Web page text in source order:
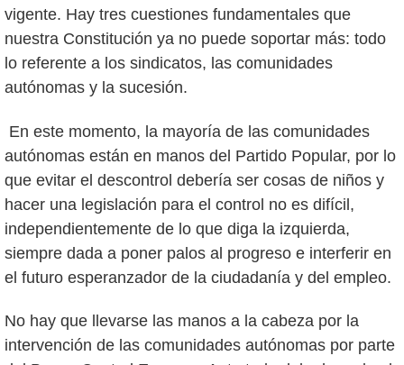
vigente. Hay tres cuestiones fundamentales que
nuestra Constitución ya no puede soportar más: todo
lo referente a los sindicatos, las comunidades
autónomas y la sucesión.
En este momento, la mayoría de las comunidades
autónomas están en manos del Partido Popular, por lo
que evitar el descontrol debería ser cosas de niños y
hacer una legislación para el control no es difícil,
independientemente de lo que diga la izquierda,
siempre dada a poner palos al progreso e interferir en
el futuro esperanzador de la ciudadanía y del empleo.
No hay que llevarse las manos a la cabeza por la
intervención de las comunidades autónomas por parte